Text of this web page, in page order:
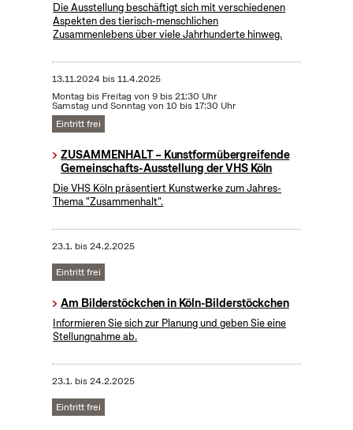
Die Ausstellung beschäftigt sich mit verschiedenen
Aspekten des tierisch-menschlichen
Zusammenlebens über viele Jahrhunderte hinweg.
13.11.2024 bis11.4.2025
Montag bis Freitag von 9 bis 21:30 Uhr
Samstag und Sonntag von 10 bis 17:30 Uhr
Eintritt frei
ZUSAMMENHALT – Kunstformübergreifende
Gemeinschafts-Ausstellung der VHS Köln
Die VHS Köln präsentiert Kunstwerke zum Jahres-
Thema "Zusammenhalt".
23.1. bis24.2.2025
Eintritt frei
Am Bilderstöckchen in Köln-Bilderstöckchen
Informieren Sie sich zur Planung und geben Sie eine
Stellungnahme ab.
23.1. bis24.2.2025
Eintritt frei